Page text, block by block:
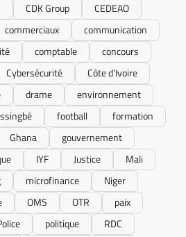
CDK Group
CEDEAO
commerciaux
communication
comptable
concours
Cybersécurité
Côte d’Ivoire
drame
environnement
football
formation
Ghana
gouvernement
IYF Justice
Mali
microfinance
Niger
OMS OTR
paix
politique
RDC